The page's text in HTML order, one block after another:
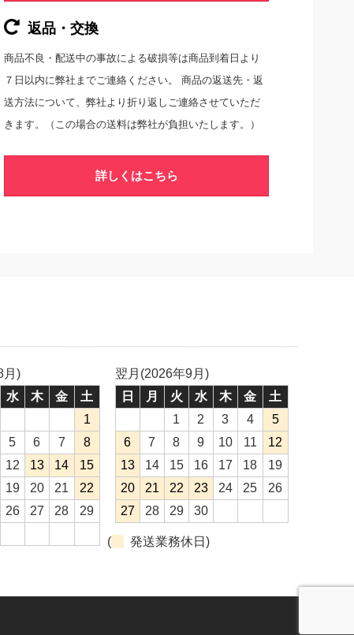
返品・交換
商品不良・配送中の事故による破損等は商品到着日より
７日以内に弊社までご連絡ください。 商品の返送先・返
送方法について、弊社より折り返しご連絡させていただ
きます。（この場合の送料は弊社が負担いたします。）
詳しくはこちら
月)
水 木 金
土
1
5 6 7
8
12 13 14
15
19 20 21
22
26 27 28
29
翌月(2026年9月)
日
月 火 水 木 金
土
1
2 3 4
5
6
7 8 9 10 11
12
13
14 15 16 17 18
19
20
21 22 23 24 25
26
27
28 29 30
( 発送業務休日)